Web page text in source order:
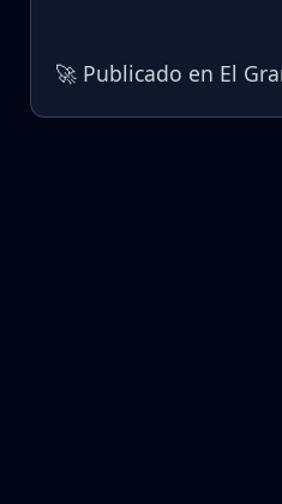
🚀 Publicado en El